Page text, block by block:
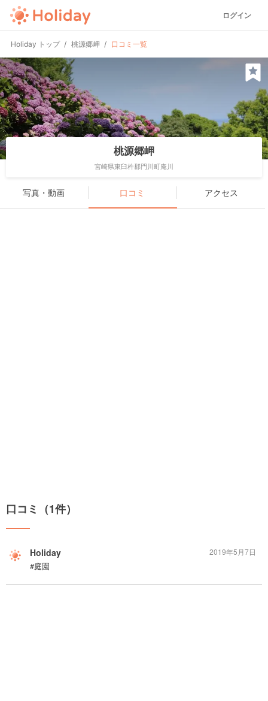
ログイン
Holiday トップ 桃源郷岬 口コミ一覧
桃源郷岬
宮崎県東臼杵郡門川町庵川
写真・動画 口コミ アクセス
口コミ（1件）
Holiday
#庭園
2019年5月7日